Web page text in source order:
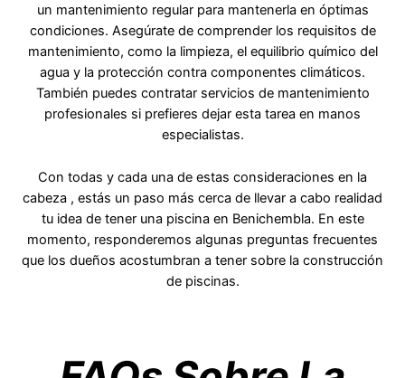
un mantenimiento regular para mantenerla en óptimas
condiciones. Asegúrate de comprender los requisitos de
mantenimiento, como la limpieza, el equilibrio químico del
agua y la protección contra componentes climáticos.
También puedes contratar servicios de mantenimiento
profesionales si prefieres dejar esta tarea en manos
especialistas.
Con todas y cada una de estas consideraciones en la
cabeza , estás un paso más cerca de llevar a cabo realidad
tu idea de tener una piscina en Benichembla. En este
momento, responderemos algunas preguntas frecuentes
que los dueños acostumbran a tener sobre la construcción
de piscinas.